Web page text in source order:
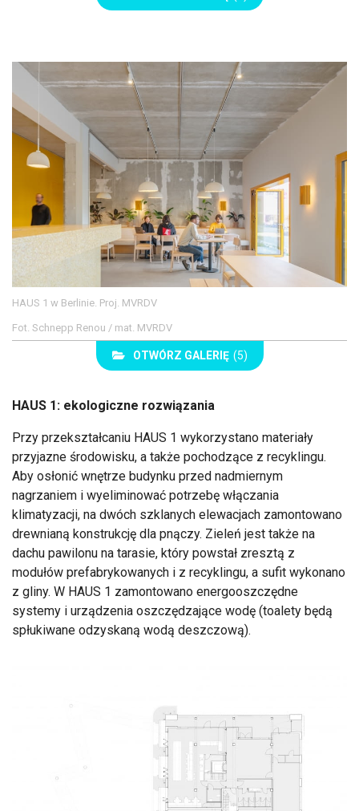
HAUS 1 w Berlinie. Proj. MVRDV
Fot. Schnepp Renou / mat. MVRDV
OTWÓRZ GALERIĘ (5)
HAUS 1: ekologiczne rozwiązania
Przy przekształcaniu HAUS 1 wykorzystano materiały
przyjazne środowisku, a także pochodzące z recyklingu.
Aby osłonić wnętrze budynku przed nadmiernym
nagrzaniem i wyeliminować potrzebę włączania
klimatyzacji, na dwóch szklanych elewacjach zamontowano
drewnianą konstrukcję dla pnączy. Zieleń jest także na
dachu pawilonu na tarasie, który powstał zresztą z
modułów prefabrykowanych i z recyklingu, a sufit wykonano
z gliny. W HAUS 1 zamontowano energooszczędne
systemy i urządzenia oszczędzające wodę (toalety będą
spłukiwane odzyskaną wodą deszczową).